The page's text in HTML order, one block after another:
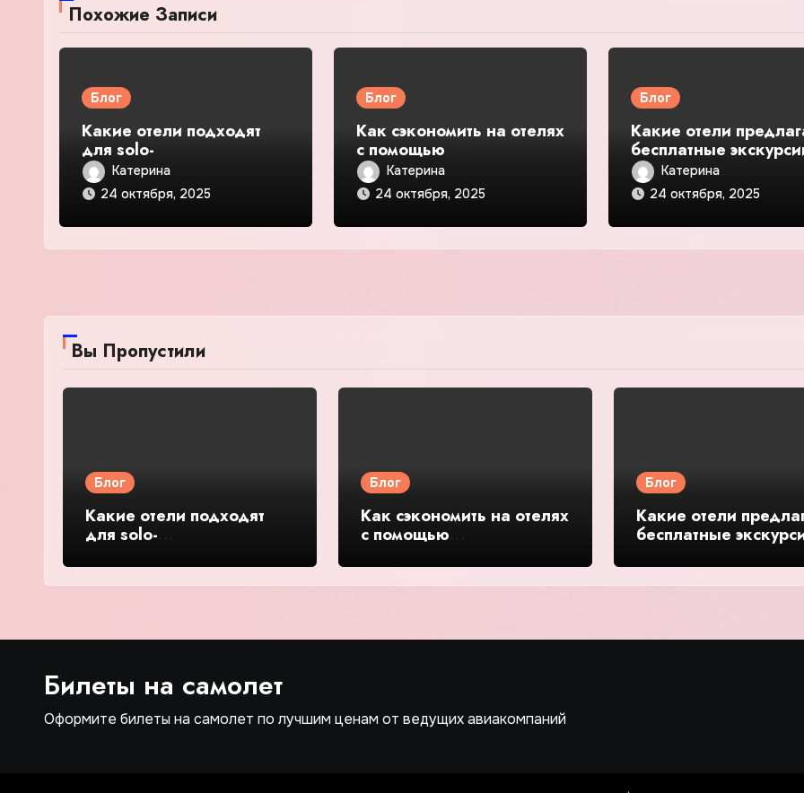
Похожие Записи
Блог
Какие отели подходят
для solo-
путешественников:
безопасность и общение
— подробное
руководство и обзор
Катерина
24 октября, 2025
Блог
Как сэкономить на отелях
с помощью
корпоративных тарифов
— подробное
руководство и обзор
Катерина
24 октября, 2025
Блог
Какие отели
бесплатные
или карты города —
подробное
обзор
Катерина
24 октября, 2025
Вы Пропустили
Блог
Какие отели подходят
для solo-
безопасность и общение
— подробное
Блог
Как сэкономить на отелях
с помощью
— подробное
руководство и обзор
Блог
Какие отели
бесплатные
подробное
обзор
Билеты на самолет
Оформите билеты на самолет по лучшим ценам от ведущих авиакомпаний